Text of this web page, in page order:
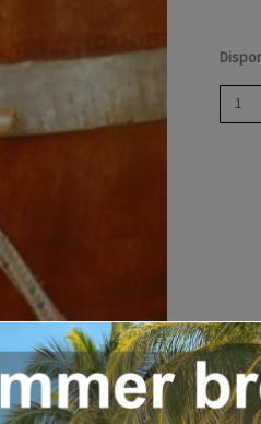
quantité
de
/
2006)